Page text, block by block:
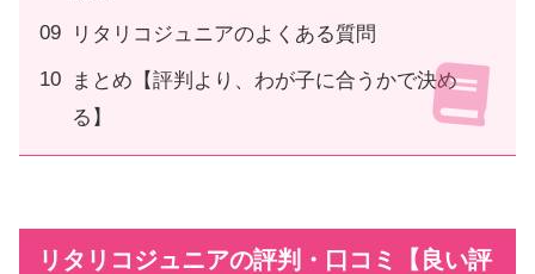
リタリコジュニアのよくある質問
まとめ【評判より、わが子に合うかで決め
る】
リタリコジュニアの評判・口コミ【良い評